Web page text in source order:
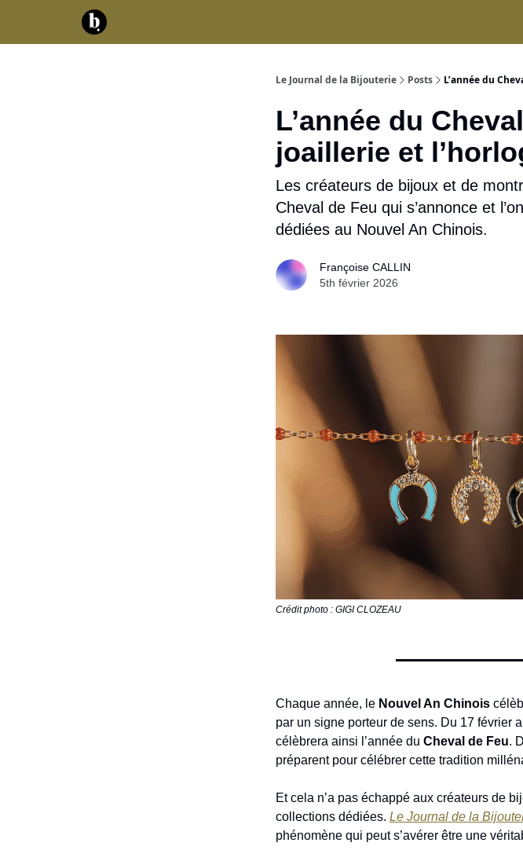
Le Journal de la Bijouterie Posts L’année du
L’année du
joaillerie et
Les créateurs de bijoux et de
Cheval de Feu qui s’annonce et
dédiées au Nouvel An Chinois.
Françoise CALLIN
5th février 2026
Crédit photo : GIGI CLOZEAU
Chaque année, le Nouvel An Chinois
par un signe porteur de sens. Du 17 février
célèbrera ainsi l’année du Cheval de Feu.
préparent pour célébrer cette tradition
Et cela n’a pas échappé aux créateurs de
collections dédiées. Le Journal de la
phénomène qui peut s’avérer être une